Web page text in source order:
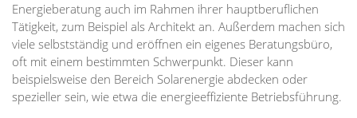
Energieberatung auch im Rahmen ihrer hauptberuflichen
Tätigkeit, zum Beispiel als Architekt an. Außerdem machen sich
viele selbstständig und eröffnen ein eigenes Beratungsbüro,
oft mit einem bestimmten Schwerpunkt. Dieser kann
beispielsweise den Bereich Solarenergie abdecken oder
spezieller sein, wie etwa die energieeffiziente Betriebsführung.